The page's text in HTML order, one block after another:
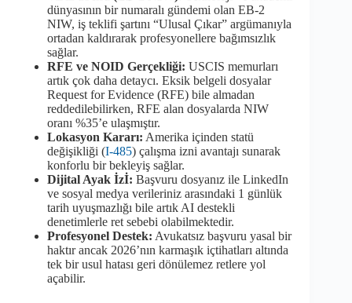
dünyasının bir numaralı gündemi olan EB-2
NIW, iş teklifi şartını “Ulusal Çıkar” argümanıyla
ortadan kaldırarak profesyonellere bağımsızlık
sağlar.
RFE ve NOID Gerçekliği: USCIS memurları
artık çok daha detaycı. Eksik belgeli dosyalar
Request for Evidence (RFE) bile almadan
reddedilebilirken, RFE alan dosyalarda NIW
oranı %35’e ulaşmıştır.
Lokasyon Kararı: Amerika içinden statü
değişikliği (I-485) çalışma izni avantajı sunarak
konforlu bir bekleyiş sağlar.
Dijital Ayak İzİ: Başvuru dosyanız ile LinkedIn
ve sosyal medya verileriniz arasındaki 1 günlük
tarih uyuşmazlığı bile artık AI destekli
denetimlerle ret sebebi olabilmektedir.
Profesyonel Destek: Avukatsız başvuru yasal bir
haktır ancak 2026’nın karmaşık içtihatları altında
tek bir usul hatası geri dönülemez retlere yol
açabilir.